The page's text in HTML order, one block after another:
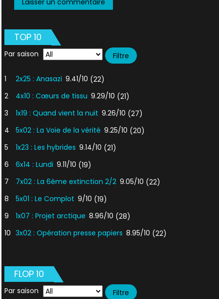
TOP 10
Par saison
1 2x25 : Anasazi 9.41/10 (22)
2
4x10 : Cœurs de tissu 9.29/10 (21)
3
1x19 : Quand vient la nuit 9.26/10 (27)
4
5x02 : La Voie de la vérité 9.25/10 (20)
5
1x23 : Les hybrides 9.14/10 (21)
6
6x14 : Lundi 9.11/10 (19)
7
7x02 : La 6ème extinction 2/2 9.05/10 (22)
8
5x01 : Le Complot 9/10 (19)
9
1x07 : Projet arctique 8.96/10 (28)
10 3x02 : Opération presse papiers 8.95/10 (22)
FLOP 10
Par saison